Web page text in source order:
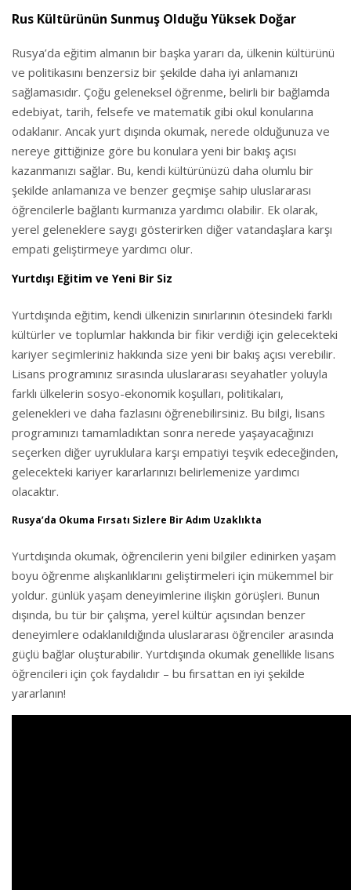
Rus Kültürünün Sunmuş Olduğu Yüksek Doğar
Rusya’da eğitim almanın bir başka yararı da, ülkenin kültürünü
ve politikasını benzersiz bir şekilde daha iyi anlamanızı
sağlamasıdır. Çoğu geleneksel öğrenme, belirli bir bağlamda
edebiyat, tarih, felsefe ve matematik gibi okul konularına
odaklanır. Ancak yurt dışında okumak, nerede olduğunuza ve
nereye gittiğinize göre bu konulara yeni bir bakış açısı
kazanmanızı sağlar. Bu, kendi kültürünüzü daha olumlu bir
şekilde anlamanıza ve benzer geçmişe sahip uluslararası
öğrencilerle bağlantı kurmanıza yardımcı olabilir. Ek olarak,
yerel geleneklere saygı gösterirken diğer vatandaşlara karşı
empati geliştirmeye yardımcı olur.
Yurtdışı Eğitim ve Yeni Bir Siz
Yurtdışında eğitim, kendi ülkenizin sınırlarının ötesindeki farklı
kültürler ve toplumlar hakkında bir fikir verdiği için gelecekteki
kariyer seçimleriniz hakkında size yeni bir bakış açısı verebilir.
Lisans programınız sırasında uluslararası seyahatler yoluyla
farklı ülkelerin sosyo-ekonomik koşulları, politikaları,
gelenekleri ve daha fazlasını öğrenebilirsiniz. Bu bilgi, lisans
programınızı tamamladıktan sonra nerede yaşayacağınızı
seçerken diğer uyruklulara karşı empatiyi teşvik edeceğinden,
gelecekteki kariyer kararlarınızı belirlemenize yardımcı
olacaktır.
Rusya’da Okuma Fırsatı Sizlere Bir Adım Uzaklıkta
Yurtdışında okumak, öğrencilerin yeni bilgiler edinirken yaşam
boyu öğrenme alışkanlıklarını geliştirmeleri için mükemmel bir
yoldur. günlük yaşam deneyimlerine ilişkin görüşleri. Bunun
dışında, bu tür bir çalışma, yerel kültür açısından benzer
deneyimlere odaklanıldığında uluslararası öğrenciler arasında
güçlü bağlar oluşturabilir. Yurtdışında okumak genellikle lisans
öğrencileri için çok faydalıdır – bu fırsattan en iyi şekilde
yararlanın!